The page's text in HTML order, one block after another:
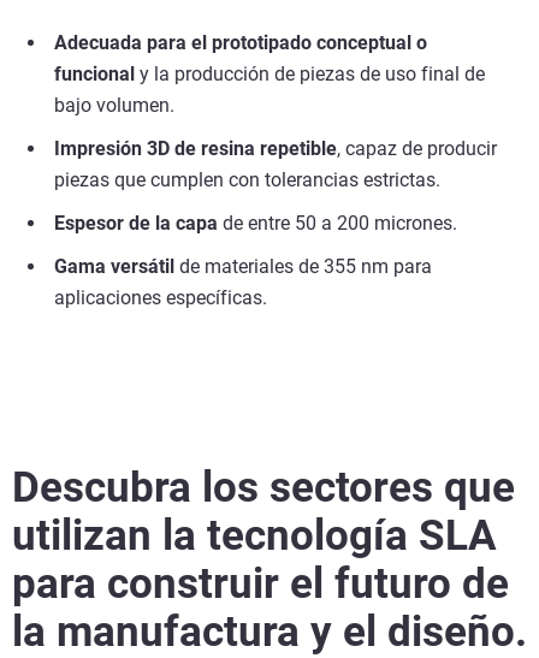
Adecuada para el prototipado conceptual o
funcional y la producción de piezas de uso final de
bajo volumen.
Impresión 3D de resina repetible, capaz de producir
piezas que cumplen con tolerancias estrictas.
Espesor de la capa de entre 50 a 200 micrones.
Gama versátil de materiales de 355 nm para
aplicaciones específicas.
Descubra los sectores que
utilizan la tecnología SLA
para construir el futuro de
la manufactura y el diseño.